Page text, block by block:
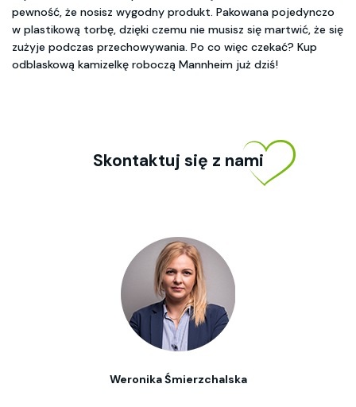
pewność, że nosisz wygodny produkt. Pakowana pojedynczo
w plastikową torbę, dzięki czemu nie musisz się martwić, że się
zużyje podczas przechowywania. Po co więc czekać? Kup
odblaskową kamizelkę roboczą Mannheim już dziś!
Skontaktuj się z nami
Weronika Śmierzchalska